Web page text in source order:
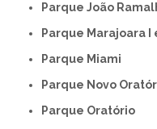
Parque João
Parque Marajoara I
Parque Miami
Parque Novo
Parque Oratório